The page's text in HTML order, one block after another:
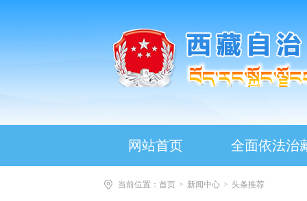
网站首页 全面依法治
当前位置： 首页 > 新闻中心 > 头条推荐